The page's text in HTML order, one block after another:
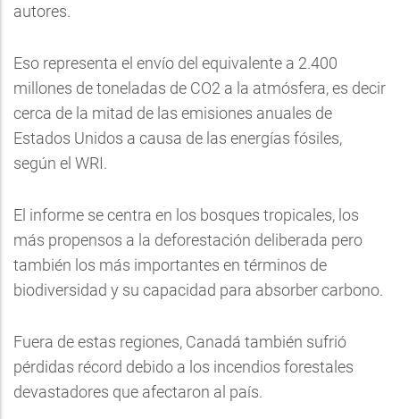
autores.
Eso representa el envío del equivalente a 2.400
millones de toneladas de CO2 a la atmósfera, es decir
cerca de la mitad de las emisiones anuales de
Estados Unidos a causa de las energías fósiles,
según el WRI.
El informe se centra en los bosques tropicales, los
más propensos a la deforestación deliberada pero
también los más importantes en términos de
biodiversidad y su capacidad para absorber carbono.
Fuera de estas regiones, Canadá también sufrió
pérdidas récord debido a los incendios forestales
devastadores que afectaron al país.